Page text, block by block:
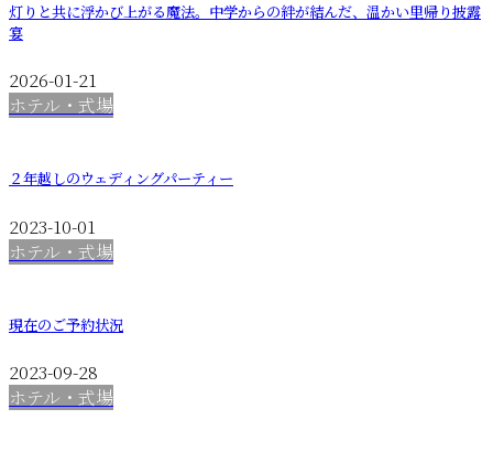
灯りと共に浮かび上がる魔法。中学からの絆が結んだ、温かい里帰り披露
宴
2026-01-21
ホテル・式場
２年越しのウェディングパーティー
2023-10-01
ホテル・式場
現在のご予約状況
2023-09-28
ホテル・式場